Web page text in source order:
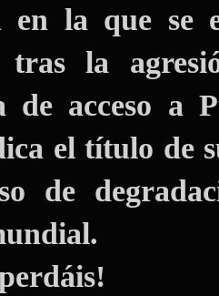
en la que se
tras la
de acceso a
el título de
de